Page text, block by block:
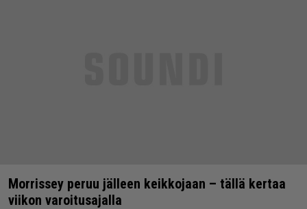
Morrissey peruu jälleen keikkojaan – tällä kertaa
viikon varoitusajalla